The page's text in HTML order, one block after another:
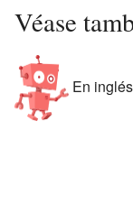
Véase
En